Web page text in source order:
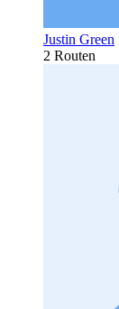
Justin Green
2 Routen